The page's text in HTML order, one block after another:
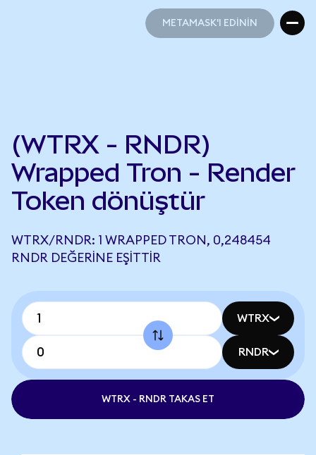
METAMASK'I EDİNİN
(WTRX - RNDR)
Wrapped Tron - Render
Token dönüştür
WTRX/RNDR: 1 WRAPPED TRON, 0,248454
RNDR DEĞERINE EŞITTIR
WTRX
RNDR
WTRX - RNDR TAKAS ET